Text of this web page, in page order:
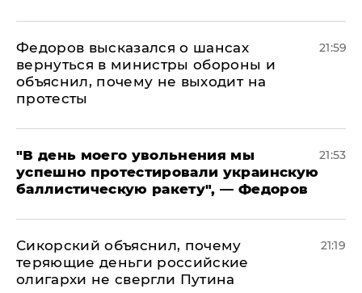
Федоров высказался о шансах
вернуться в министры обороны и
объяснил, почему не выходит на
протесты
21:59
​"В день моего увольнения мы
успешно протестировали украинскую
баллистическую ракету", — Федоров
21:53
Сикорский объяснил, почему
теряющие деньги российские
олигархи не свергли Путина
21:19